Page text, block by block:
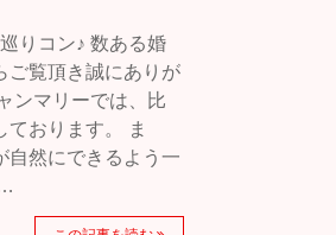
りコン♪ 数ある婚
ご覧頂き誠にありが
ンマリーでは、比
ております。 ま
自然にできるよう一